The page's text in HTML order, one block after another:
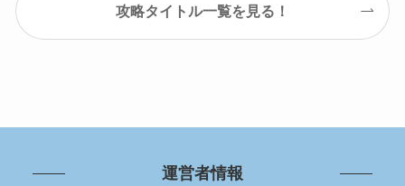
攻略タイトル一覧を見る！
運営者情報